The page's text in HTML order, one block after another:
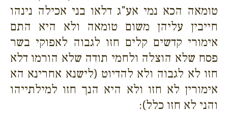
טומאה הכא נמי אע"ג דלאו בני אכילה נינהו
חייבין עליהן משום טומאה ולא היא התם
אימורי קדשים קלים חזו לגבוה לאפוקי בשר
פסח שלא הוצלה ולחמי תודה שלא הורמו דלא
חזו לא לגבוה ולא להדיוט (לישנא אחרינא הא
אימורין לא חזו ולא היא הנך חזו למילתייהו
והני לא חזו כלל):